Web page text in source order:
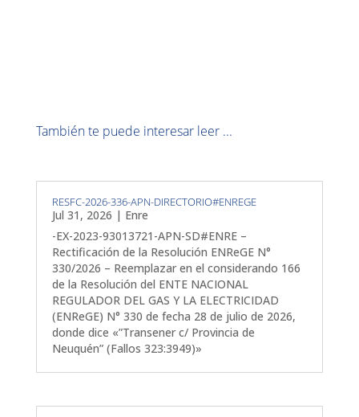
También te puede interesar leer ...
RESFC-2026-336-APN-DIRECTORIO#ENREGE
Jul 31, 2026 | Enre
-EX-2023-93013721-APN-SD#ENRE –
Rectificación de la Resolución ENReGE N°
330/2026 – Reemplazar en el considerando 166
de la Resolución del ENTE NACIONAL
REGULADOR DEL GAS Y LA ELECTRICIDAD
(ENReGE) N° 330 de fecha 28 de julio de 2026,
donde dice «”Transener c/ Provincia de
Neuquén” (Fallos 323:3949)»